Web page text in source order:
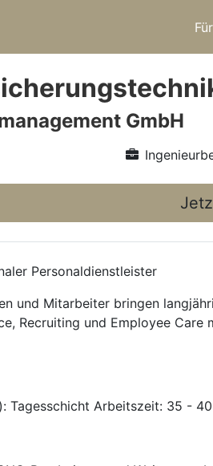
GmbH
Personaldienstleister
und Mitarbeiter bringen
Recruiting und Employee
Tagesschicht Arbeitszeit: 35 -